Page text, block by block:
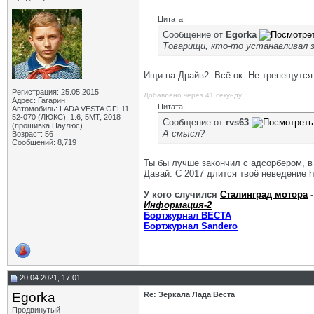
Регистрация: 25.05.2015
Адрес: Гагарин
Автомобиль: LADA VESTA GFL11-
52-070 (ЛЮКС), 1.6, 5МТ, 2018
(прошивка Паулюс)
Возраст: 56
Сообщений: 8,719
Цитата:
Сообщение от Egorka
Товарищи, кто-то устанавливал
Ищи на Драйв2. Всё ок. Не
Добавлено через 41 секунду
Цитата:
Сообщение от rvs63
А смысл?
Ты бы лучше закончил с адсорбером,
Давай. С 2017 длится твоё неведение
У кого случился Сталинград мотора-
Информация-2
Бортжурнал ВЕСТА
Бортжурнал Sandero
20.04.2021, 17:01
Egorka
Продвинутый
Re: Зеркала Лада Веста